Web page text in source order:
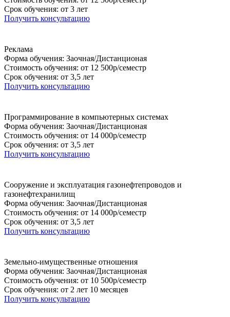
Срок обучения: от 3 лет
Получить консультацию
Реклама
Форма обучения: Заочная/Дистанционая
Стоимость обучения: от 12 500р/семестр
Срок обучения: от 3,5 лет
Получить консультацию
Программирование в компьютерных системах
Форма обучения: Заочная/Дистанционая
Стоимость обучения: от 14 000р/семестр
Срок обучения: от 3,5 лет
Получить консультацию
Сооружение и эксплуатация газонефтепроводов и
газонефтехранилищ
Форма обучения: Заочная/Дистанционая
Стоимость обучения: от 14 000р/семестр
Срок обучения: от 3,5 лет
Получить консультацию
Земельно-имущественные отношения
Форма обучения: Заочная/Дистанционая
Стоимость обучения: от 10 500р/семестр
Срок обучения: от 2 лет 10 месяцев
Получить консультацию